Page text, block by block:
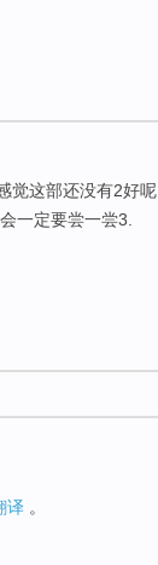
觉这部还没有2好
一定要尝一尝3.
译 。